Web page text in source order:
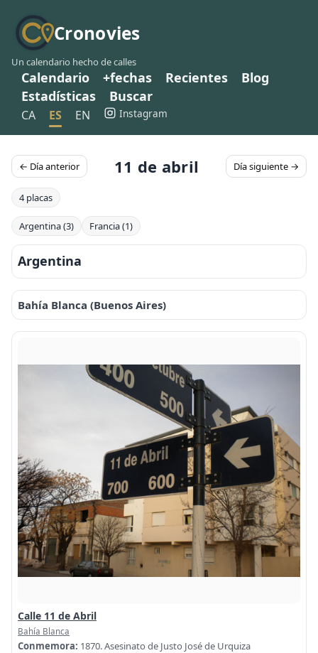
Cronovies
Un calendario hecho de calles
Calendario +fechas Recientes
Blog
Estadísticas
Buscar
CA ES EN Instagram
← Día anterior 11 de abril Día siguiente →
4 placas
Argentina (3) Francia (1)
Argentina
Bahía Blanca (Buenos Aires)
Calle 11 de Abril
Bahía Blanca
Conmemora: 1870. Asesinato de Justo José de Urquiza